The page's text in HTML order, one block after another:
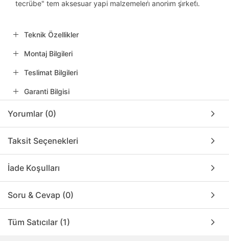
tecrübe" tem aksesuar yapi malzemeleri̇ anoni̇m şi̇rketi̇.
Teknik Özellikler
Montaj Bilgileri
Teslimat Bilgileri
Garanti Bilgisi
Yorumlar (0)
Taksit Seçenekleri
İade Koşulları
Soru & Cevap (0)
Tüm Satıcılar (1)